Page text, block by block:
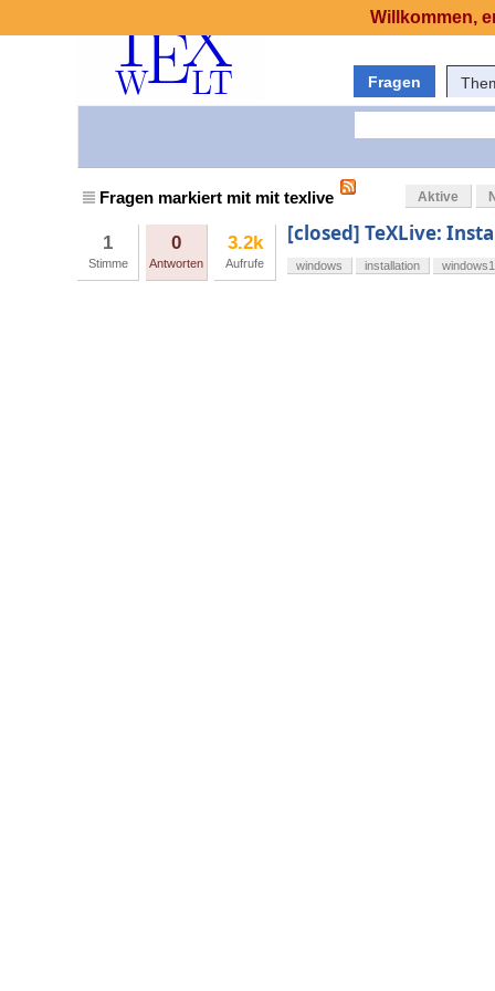
Fragen
Fragen markiert mit mit texlive Aktive
1
Stimme
0
Antworten
3.2k
Aufrufe
[closed] TeXLive:
windows installation
Willkommen,